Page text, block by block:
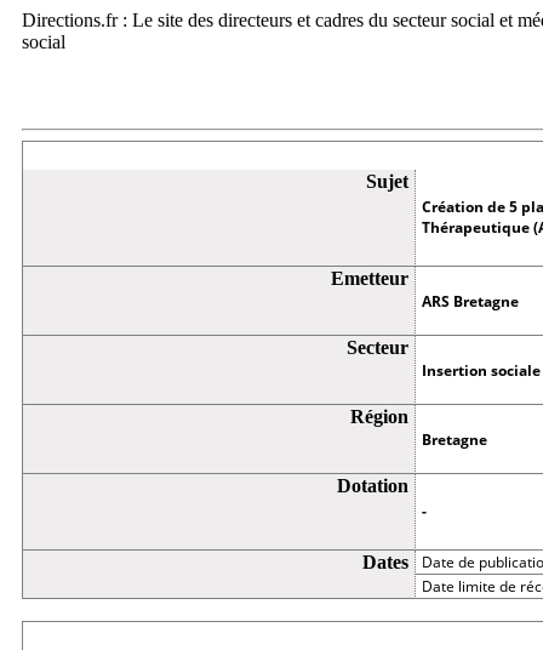
Directions.fr : Le site des directeurs et cadres du secteur social et
social
Sujet
Création de 5
Thérapeutique
Emetteur
ARS Bretagne
Secteur
Insertion sociale
Région
Bretagne
Dotation
-
Dates
Date de
Date limite de